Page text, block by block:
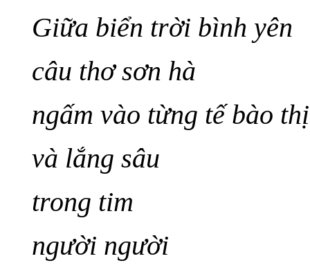
Giữa biển trời bình yên
câu thơ sơn hà
ngấm vào từng tế bào
và lắng sâu
trong tim
người người